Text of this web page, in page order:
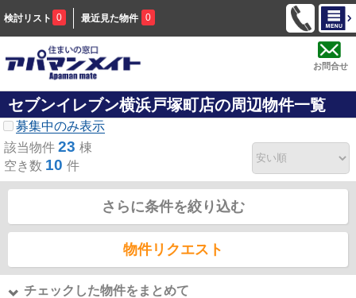
検討リスト 0 最近見た物件 0
お問合せ
セブンイレブン横浜戸塚町店の周辺物件一覧
募集中のみ表示
該当物件 23 棟
空き数 10 件
さらに条件を絞り込む
物件リクエスト
チェックした物件をまとめて